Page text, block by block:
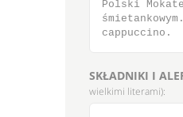
Polski
cappuccino.
SKŁADNIKI I
wielkimi literami):